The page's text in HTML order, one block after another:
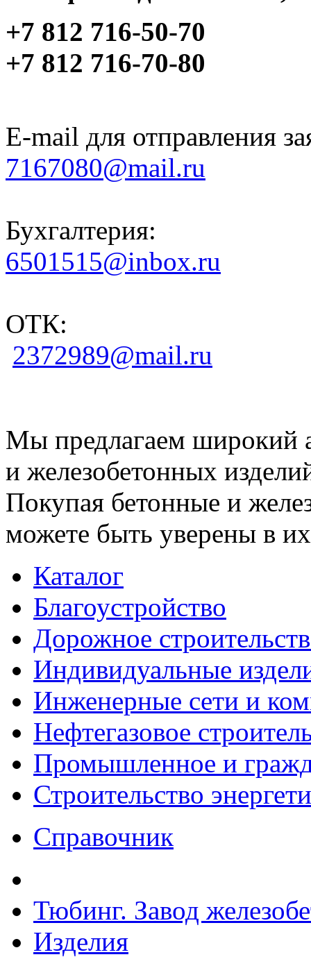
+7 812 716-50-70
+7 812 716-70-80
E-mail для отправления
7167080@mail.ru
Бухгалтерия:
6501515@inbox.ru
ОТК:
2372989@mail.ru
Мы предлагаем широкий
и железобетонных
Покупая бетонные и
можете быть уверены в их
Каталог
Благоустройство
Дорожное
Индивидуальные
Инженерные сети и
Нефтегазовое
Промышленное и
Строительство
Справочник
Тюбинг. Завод
Изделия